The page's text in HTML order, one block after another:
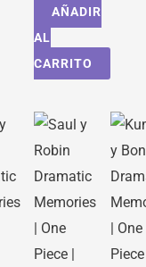
AÑADIR
AL
CARRITO